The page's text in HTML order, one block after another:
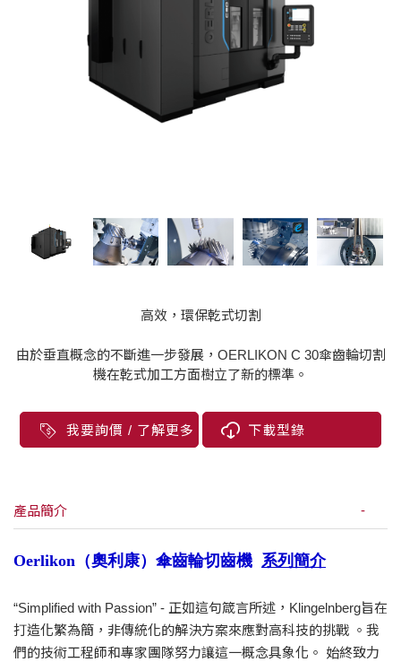
高效，環保乾式切割
由於垂直概念的不斷進一步發展，OERLIKON C 30傘齒輪切割
機在乾式加工方面樹立了新的標準。
我要詢價 / 了解更多 下載型錄
產品簡介
Oerlikon（奧利康）傘齒輪切齒機 系列簡介
“Simplified with Passion” - 正如這句箴言所述，Klingelnberg旨在
打造化繁為簡，非傳統化的解決方案來應對高科技的挑戰 。我
們的技術工程師和專家團隊努力讓這一概念具象化。 始終致力